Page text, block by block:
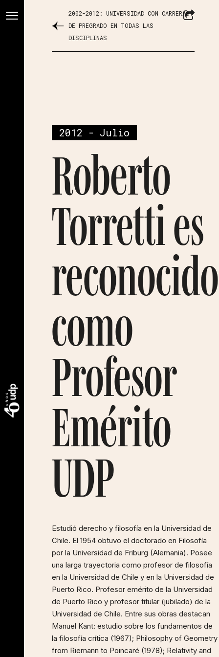
2002-2012: UNIVERSIDAD CON CARRERAS
DE PREGRADO EN TODAS LAS
DISCIPLINAS
2012 - Julio
Roberto
Torretti es
reconocido
como
Profesor
Emérito
UDP
Estudió derecho y filosofía en la Universidad de
Chile. El 1954 obtuvo el doctorado en Filosofía
por la Universidad de Friburg (Alemania). Posee
una larga trayectoria como profesor de filosofía
en la Universidad de Chile y en la Universidad de
Puerto Rico. Profesor emérito de la Universidad
de Puerto Rico y profesor titular (jubilado) de la
Universidad de Chile. Entre sus obras destacan
Manuel Kant: estudio sobre los fundamentos de
la filosofía crítica (1967); Philosophy of Geometry
from Riemann to Poincaré (1978); Relativity and